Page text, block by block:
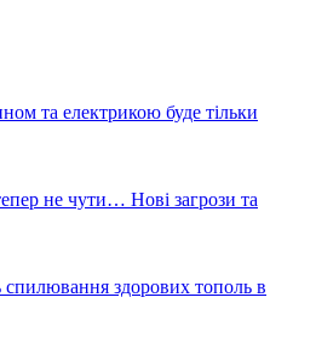
та електрикою буде тільки
не чути… Нові загрози та
спилювання здорових тополь в